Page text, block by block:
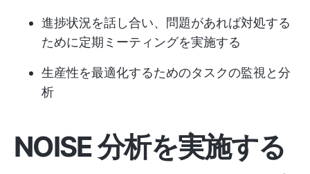
進捗状況を話し合い、問題があれば対処する
ために定期ミーティングを実施する
生産性を最適化するためのタスクの監視と分
析
NOISE 分析を実施する